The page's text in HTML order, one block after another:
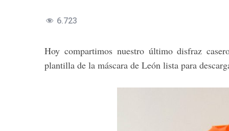
6.723
Hoy compartimos nuestro último disfraz
plantilla de la máscara de León lista para